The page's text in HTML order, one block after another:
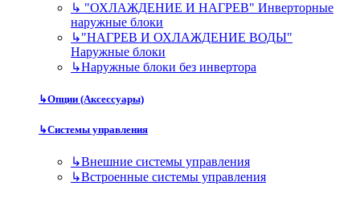
↳ "ОХЛАЖДЕНИЕ И НАГРЕВ" Инверторные
наружные блоки
↳"НАГРЕВ И ОХЛАЖДЕНИЕ ВОДЫ"
Наружные блоки
↳Наружные блоки без инвертора
↳Опции (Аксессуары)
↳Системы управления
↳Внешние системы управления
↳Встроенные системы управления